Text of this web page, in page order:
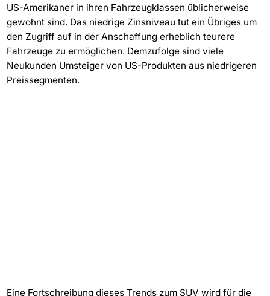
US-Amerikaner in ihren Fahrzeugklassen üblicherweise
gewohnt sind. Das niedrige Zinsniveau tut ein Übriges um
den Zugriff auf in der Anschaffung erheblich teurere
Fahrzeuge zu ermöglichen. Demzufolge sind viele
Neukunden Umsteiger von US-Produkten aus niedrigeren
Preissegmenten.
Eine Fortschreibung dieses Trends zum SUV wird für die